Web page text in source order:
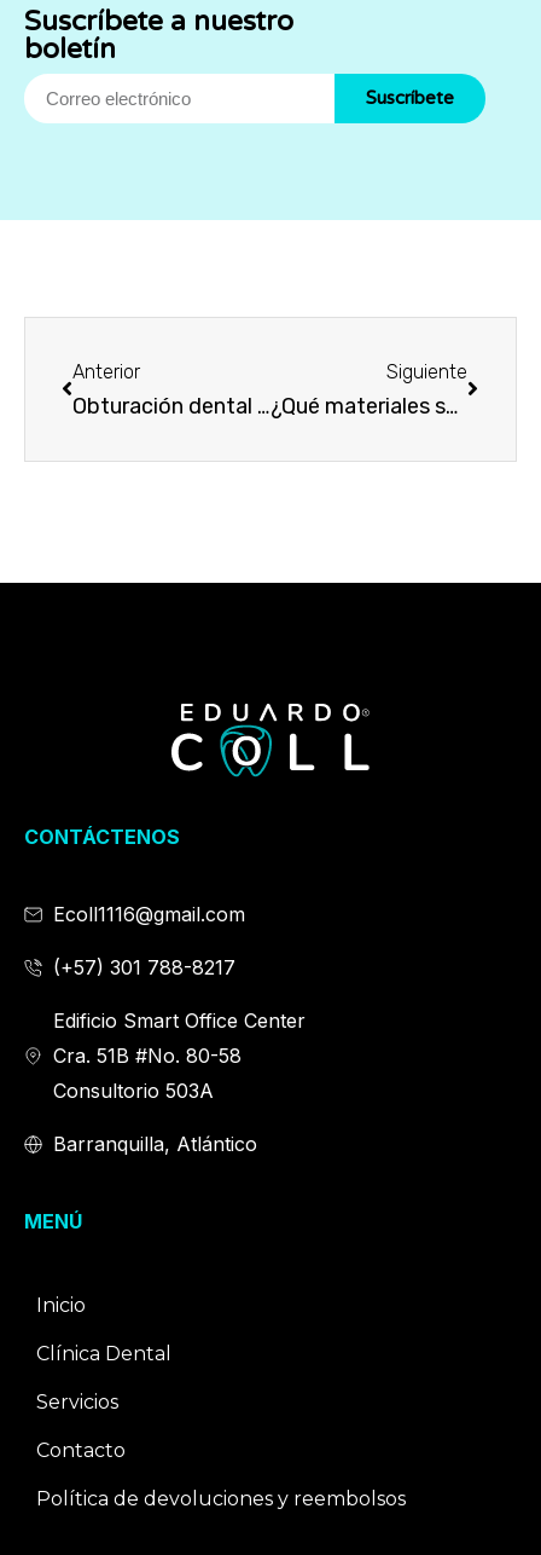
Suscríbete a nuestro
boletín
Suscríbete
Anterior
Obturación dental con resina de fotocurado
Siguiente
¿Qué materiales se utilizan para los implantes dentales?
CONTÁCTENOS
Ecoll1116@gmail.com
(+57) 301 788-8217
Edificio Smart Office Center
Cra. 51B #No. 80-58
Consultorio 503A
Barranquilla, Atlántico
MENÚ
Inicio
Clínica Dental
Servicios
Contacto
Política de devoluciones y reembolsos